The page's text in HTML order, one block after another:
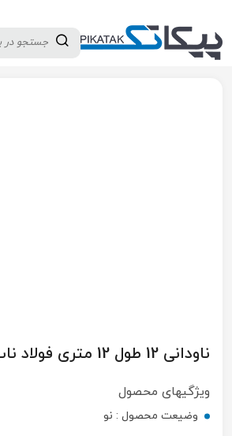
پیکاتک / آهن الات/ نبشی و ناودانی ناودانی /
ناودانی 12 طول 12 متری فولاد ناب تبریز
ویژگیهای محصول
وضیعت محصول : نو